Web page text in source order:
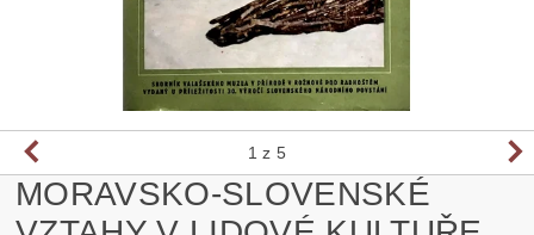
1 z 5
MORAVSKO-SLOVENSKÉ